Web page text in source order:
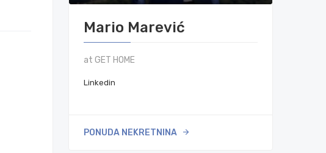
Mario Marević
at GET HOME
Linkedin
PONUDA NEKRETNINA